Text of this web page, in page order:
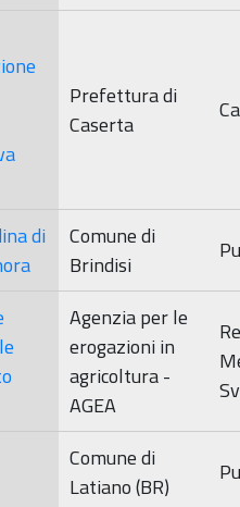
Prefettura di
Caserta
di
Comune di
Brindisi
Agenzia per le
erogazioni in
agricoltura -
AGEA
Comune di
Latiano (BR)